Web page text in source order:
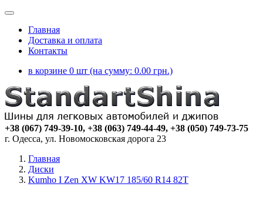
Главная
Доставка и оплата
Контакты
в корзине 0 шт (на сумму: 0.00 грн.)
+38 (067) 749-39-10, +38 (063) 749-44-49, +38 (050) 749-73-75
г. Одесса, ул. Новомосковская дорога 23
Главная
Диски
Kumho I Zen XW KW17 185/60 R14 82T